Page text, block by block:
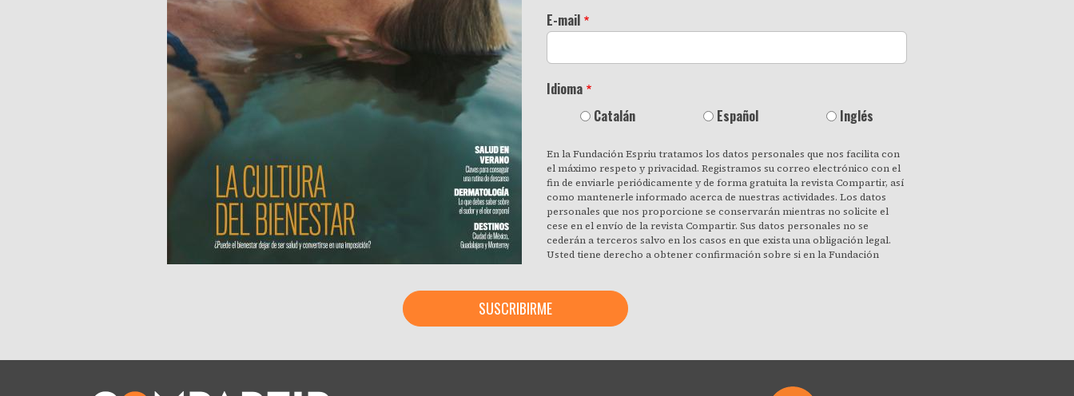
E-mail
Idioma
Catalán
Español Inglés
En la Fundación Espriu tratamos los datos personales que nos facilita con
el máximo respeto y privacidad. Registramos su correo electrónico con el
fin de enviarle periódicamente y de forma gratuita la revista Compartir, así
como mantenerle informado acerca de nuestras actividades. Los datos
personales que nos proporcione se conservarán mientras no solicite el
cese en el envío de la revista Compartir. Sus datos personales no se
cederán a terceros salvo en los casos en que exista una obligación legal.
Usted tiene derecho a obtener confirmación sobre si en la Fundación
a sus datos personales, rectificar los que sean inexactos o solicitar su
supresión cuando estos ya no sean necesarios para los fines que fueron
recogidos. Al hacer clic acepta expresamente que podamos procesar su
parte, o poniéndose en contacto con nosotros en el correo electrónico